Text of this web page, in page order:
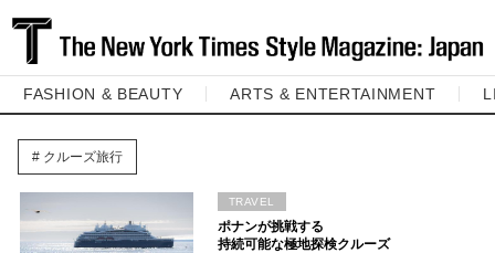
FASHION & BEAUTY ARTS & ENTERTAINMENT
クルーズ旅行
ポナンが挑戦する
持続可能な極地探検クルーズ
TRAVEL